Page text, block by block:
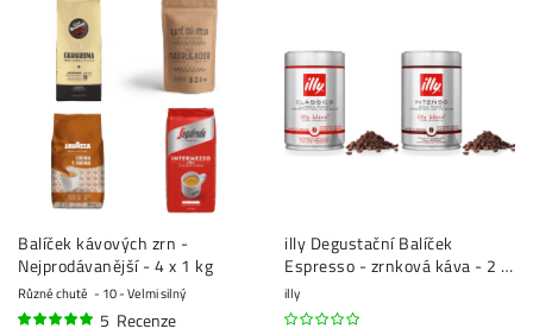
Balíček kávových zrn -
Nejprodávanější - 4 x 1 kg
Různé chutě 10 - Velmi silný
5 Recenze
illy Degustační Balíček
Espresso - zrnková káva - 2 x
250 gramů
illy